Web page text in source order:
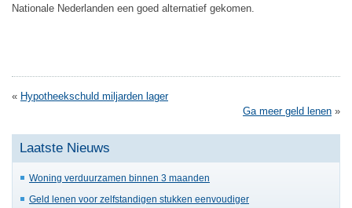
Nationale Nederlanden een goed alternatief gekomen.
« Hypotheekschuld miljarden lager
Ga meer geld lenen »
Laatste Nieuws
Woning verduurzamen binnen 3 maanden
Geld lenen voor zelfstandigen stukken eenvoudiger